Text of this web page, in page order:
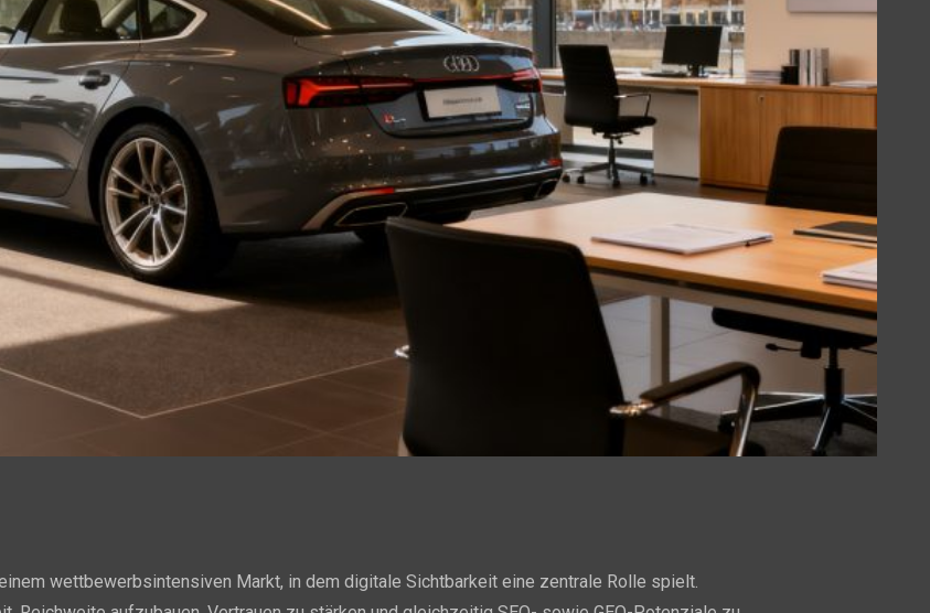
wettbewerbsintensiven Markt, in dem digitale Sichtbarkeit eine zentrale Rolle spielt.